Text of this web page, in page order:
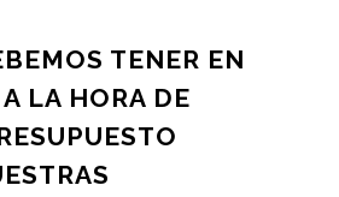
TENER EN
LA HORA DE